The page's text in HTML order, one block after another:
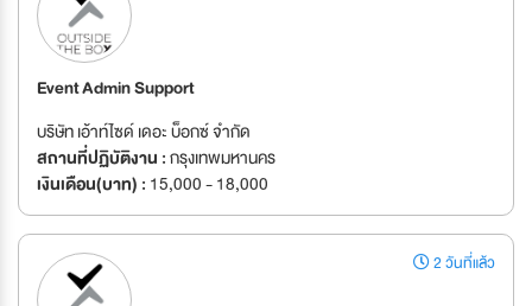
Event Admin Support
บริษัท เอ้าท์ไซด์ เดอะ บ็อกซ์ จำกัด
สถานที่ปฏิบัติงาน :กรุงเทพมหานคร
เงินเดือน(บาท) : 15,000 - 18,000
2 วันที่แล้ว